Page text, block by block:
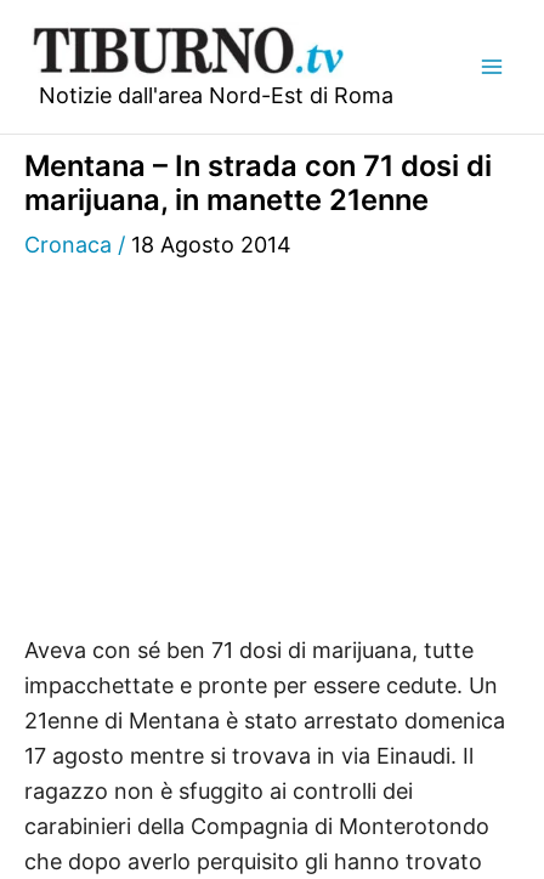
contenuto
Notizie dall'area Nord-Est di Roma
Mentana – In strada con 71 dosi di
marijuana, in manette 21enne
Cronaca / 18 Agosto 2014
Aveva con sé ben 71 dosi di marijuana, tutte
impacchettate e pronte per essere cedute. Un
21enne di Mentana è stato arrestato domenica
17 agosto mentre si trovava in via Einaudi. Il
ragazzo non è sfuggito ai controlli dei
carabinieri della Compagnia di Monterotondo
che dopo averlo perquisito gli hanno trovato